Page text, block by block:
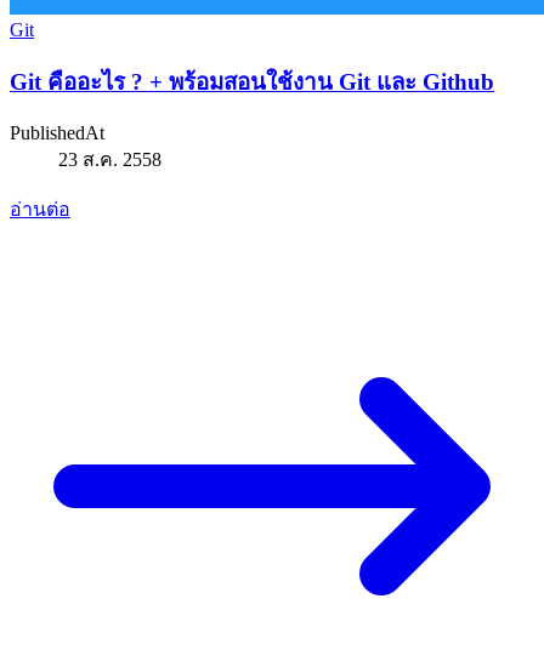
Git
Git คืออะไร ? + พร้อมสอนใช้งาน Git และ Github
PublishedAt
23 ส.ค. 2558
อ่านต่อ